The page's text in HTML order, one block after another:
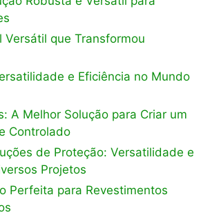
Versátil que Transformou
e Eficiência no Mundo
A Melhor Solução para Criar um
Controlado
de Proteção: Versatilidade e
Projetos
Perfeita para Revestimentos